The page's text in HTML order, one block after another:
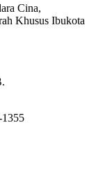
Cina,
Khusus Ibukota